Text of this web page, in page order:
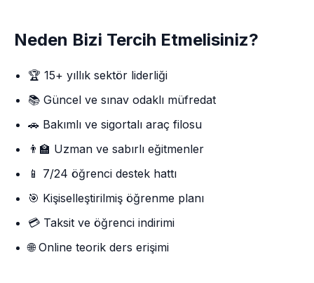
Neden Bizi Tercih Etmelisiniz?
🏆 15+ yıllık sektör liderliği
📚 Güncel ve sınav odaklı müfredat
🚗 Bakımlı ve sigortalı araç filosu
👨‍🏫 Uzman ve sabırlı eğitmenler
📱 7/24 öğrenci destek hattı
🎯 Kişiselleştirilmiş öğrenme planı
💳 Taksit ve öğrenci indirimi
🌐 Online teorik ders erişimi